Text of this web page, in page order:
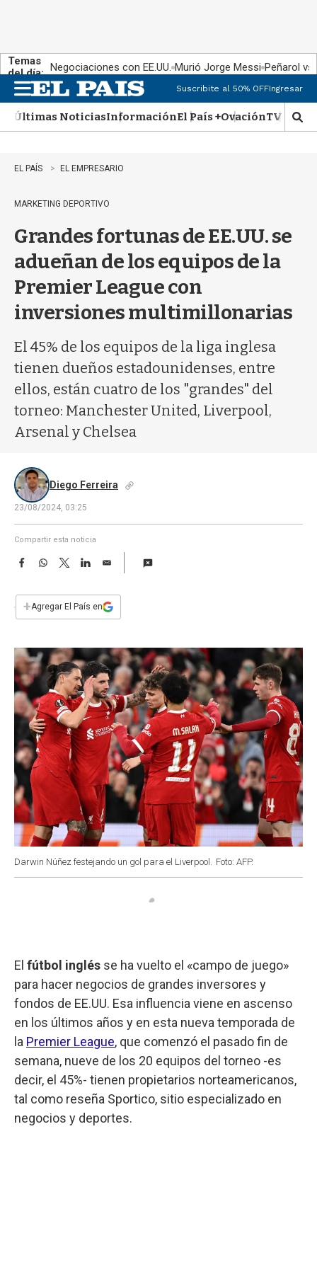
Temas
del día: Negociaciones con EE.UU. Murió Jorge Messi Peñarol
n
u
Suscribite al 50% OFFIngresar
Últimas NoticiasInformaciónEl País +OvaciónTV Show
M
o
EL PAÍS EL EMPRESARIO
MARKETING DEPORTIVO
Grandes fortunas de EE.UU. se
adueñan de los equipos de la
Premier League con
inversiones multimillonarias
El 45% de los equipos de la liga inglesa
tienen dueños estadounidenses, entre
ellos, están cuatro de los "grandes" del
torneo: Manchester United, Liverpool,
Arsenal y Chelsea
Diego Ferreira
23/08/2024, 03:25
Compartir esta noticia
F
e
b
k
W
s
p
T
w
t
L
n
E
i
l
+Agregar El País en
Darwin Núñez festejando un gol para el Liverpool. Foto: AFP.
El fútbol inglés se ha vuelto el «campo de juego»
para hacer negocios de grandes inversores y
fondos de EE.UU. Esa influencia viene en ascenso
en los últimos años y en esta nueva temporada de
la Premier League, que comenzó el pasado fin de
semana, nueve de los 20 equipos del torneo -es
decir, el 45%- tienen propietarios norteamericanos,
tal como reseña Sportico, sitio especializado en
negocios y deportes.